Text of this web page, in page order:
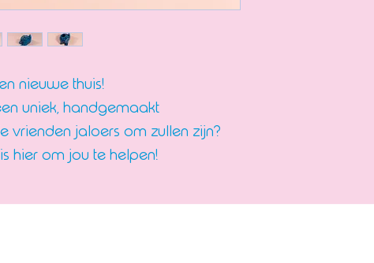
nieuwe thuis!
uniek, handgemaakt
vrienden jaloers om zullen zijn?
hier om jou te helpen!